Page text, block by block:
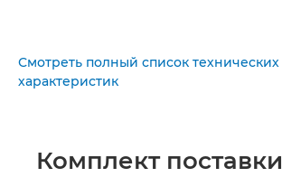
Смотреть полный список технических
характеристик
Комплект поставки